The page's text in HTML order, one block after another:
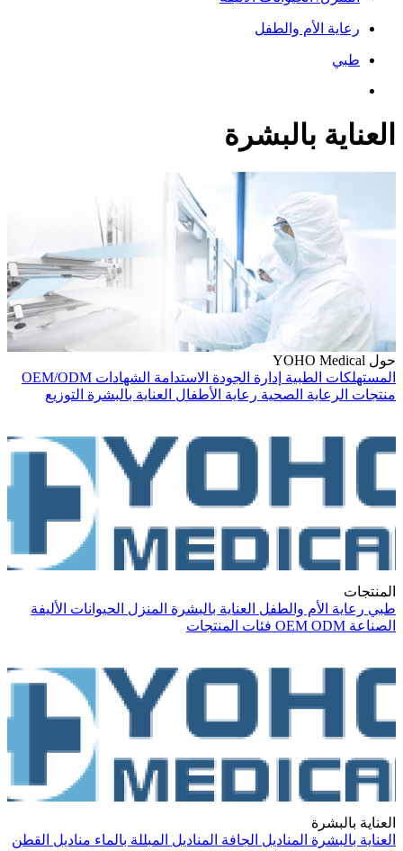
رعاية الأم والطفل
طبي
العناية بالبشرة
حول YOHO Medical
المستهلكات الطبية إدارة الجودة الاستدامة الشهادات OEM/ODM
منتجات الرعاية الصحية رعاية الأطفال العناية بالبشرة التوزيع
المنتجات
طبي رعاية الأم والطفل العناية بالبشرة المنزل الحيوانات الأليفة
الصناعة
OEM ODM فئات المنتجات
العناية بالبشرة
العناية بالبشرة المناديل الجافة المناديل المبللة بالماء مناديل القطن